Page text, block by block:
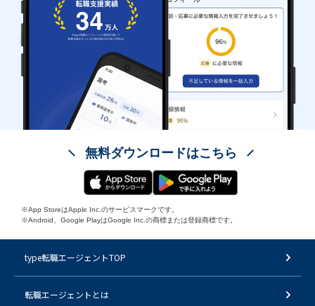
無料ダウンロードはこちら
※App StoreはApple Inc.のサービスマークです。
※Android、Google PlayはGoogle Inc.の商標または登録商標です。
type転職エージェントTOP
転職エージェントとは